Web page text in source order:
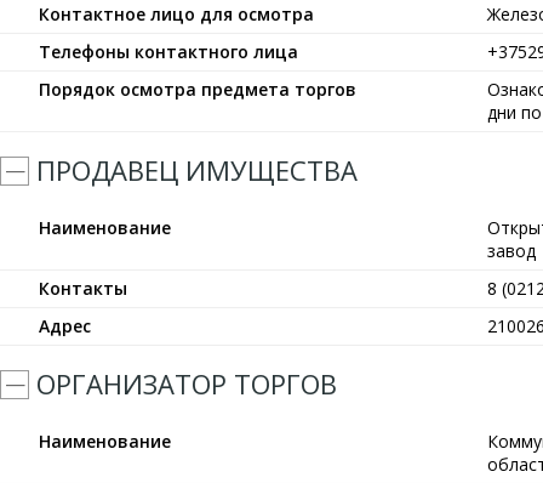
Контактное лицо для осмотра
Телефоны контактного лица
Порядок осмотра предмета торгов
дни
ПРОДАВЕЦ ИМУЩЕСТВА
Наименование
завод
Контакты
8
Адрес
ОРГАНИЗАТОР ТОРГОВ
Наименование